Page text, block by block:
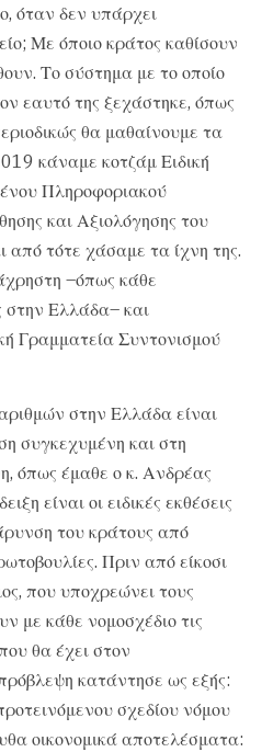
όταν δεν υπάρχει
Με όποιο κράτος καθίσουν
Το σύστημα με το οποίο
εαυτό της ξεχάστηκε, όπως
θα μαθαίνουμε τα
κάναμε κοτζάμ Ειδική
Πληροφοριακού
και Αξιολόγησης του
από τότε χάσαμε τα ίχνη της.
–όπως κάθε
στην Ελλάδα– και
Γραμματεία Συντονισμού
στην Ελλάδα είναι
συγκεχυμένη και στη
όπως έμαθε ο κ. Ανδρέας
είναι οι ειδικές εκθέσεις
του κράτους από
Πριν από είκοσι
που υποχρεώνει τους
με κάθε νομοσχέδιο τις
θα έχει στον
κατάντησε ως εξής:
σχεδίου νόμου
οικονομικά αποτελέσματα: